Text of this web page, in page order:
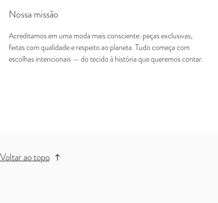
Nossa missão
Acreditamos em uma moda mais consciente: peças exclusivas,
feitas com qualidade e respeito ao planeta. Tudo começa com
escolhas intencionais — do tecido à história que queremos contar.
Voltar ao topo